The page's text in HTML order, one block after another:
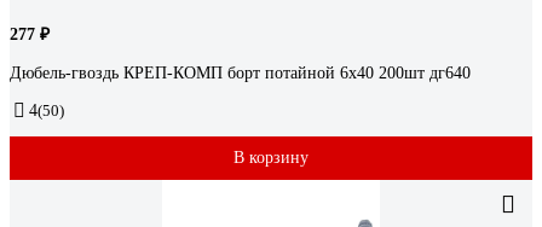
277 ₽
Дюбель-гвоздь КРЕП-КОМП борт потайной 6х40 200шт дг640
4(50)
В корзину